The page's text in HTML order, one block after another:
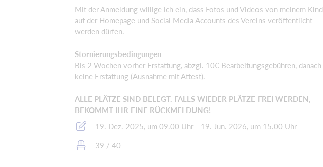
Mit der Anmeldung willige ich ein, dass Fotos und Videos von meinem Kind
auf der Homepage und Social Media Accounts des Vereins veröffentlicht
werden dürfen.
Stornierungsbedingungen
Bis 2 Wochen vorher Erstattung, abzgl. 10€ Bearbeitungsgebühren, danach
keine Erstattung (Ausnahme mit Attest).
ALLE PLÄTZE SIND BELEGT. FALLS WIEDER PLÄTZE FREI WERDEN,
BEKOMMT IHR EINE RÜCKMELDUNG!
19. Dez. 2025, um 09.00 Uhr - 19. Jun. 2026, um 15.00 Uhr
39 / 40